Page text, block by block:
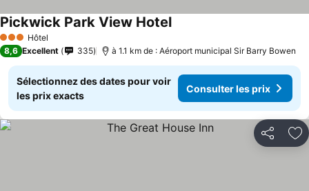
3 ÉtoilesHôtel
Pickwick Park View Hotel
8,6 Excellent 335 à 1.1 km de : Aéroport municipal Sir Barry Bowen
Sélectionnez des dates pour voir
les prix exacts
Consulter les prix
Partager